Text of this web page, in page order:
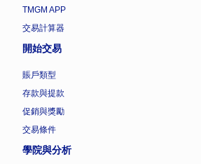
TMGM APP
交易計算器
開始交易
賬戶類型
存款與提款
促銷與獎勵
交易條件
學院與分析